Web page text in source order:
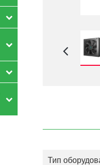
Тип